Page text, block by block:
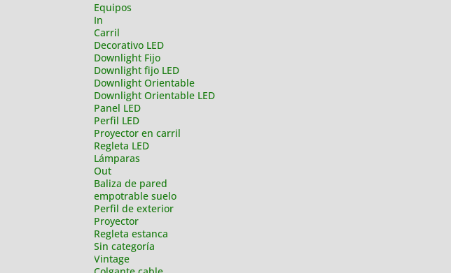
Equipos
In
Carril
Decorativo LED
Downlight Fijo
Downlight fijo LED
Downlight Orientable
Downlight Orientable LED
Panel LED
Perfil LED
Proyector en carril
Regleta LED
Lámparas
Out
Baliza de pared
empotrable suelo
Perfil de exterior
Proyector
Regleta estanca
Sin categoría
Vintage